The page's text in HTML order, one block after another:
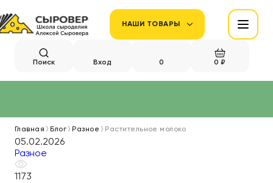
НАШИ ТОВАРЫ
Поиск Вход 0 0 ₽
Главная Блог Разное Растительное молоко
05.02.2026
Разное
1173